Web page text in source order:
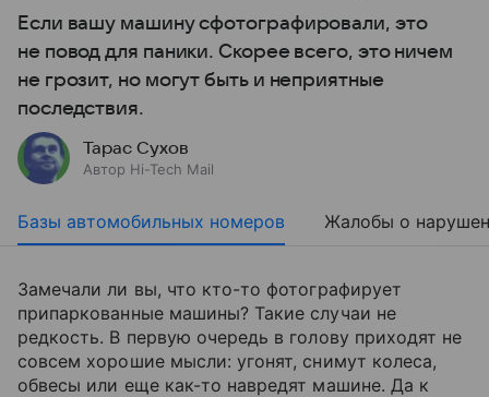
​​​​​​​Если вашу машину сфотографировали, это
не повод для паники. Скорее всего, это ничем
не грозит, но могут быть и неприятные
последствия.
Тарас Сухов
Автор Hi-Tech Mail
Базы автомобильных номеров Жалобы о
Замечали ли вы, что кто-то фотографирует
припаркованные машины? Такие случаи не
редкость. В первую очередь в голову приходят не
совсем хорошие мысли: угонят, снимут колеса,
обвесы или еще как-то навредят машине. Да к